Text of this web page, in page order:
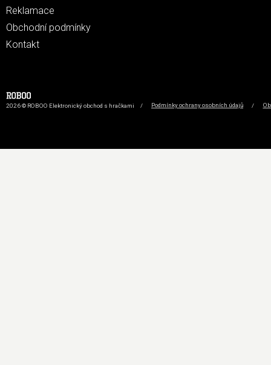
Reklamace
Obchodní podmínky
Kontakt
2026 © ROBOO Elektronický obchod s hračkami / Podmínky ochrany osobních údajů /